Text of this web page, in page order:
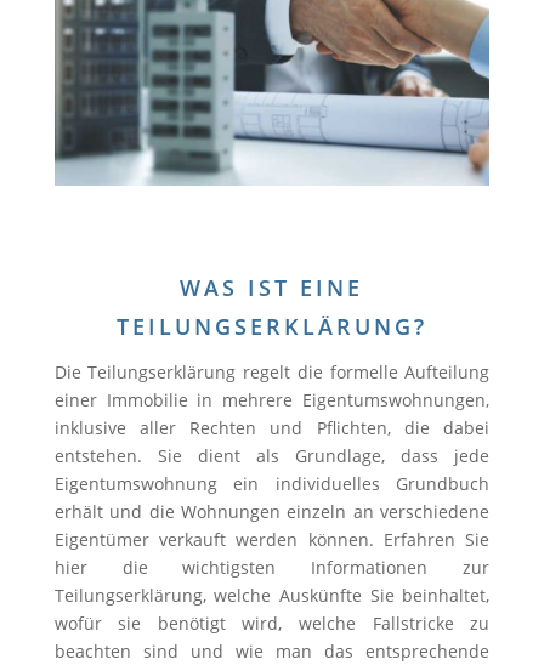
WAS IST EINE
TEILUNGSERKLÄRUNG?
Die Teilungserklärung regelt die formelle Aufteilung
einer Immobilie in mehrere Eigentumswohnungen,
inklusive aller Rechten und Pflichten, die dabei
entstehen. Sie dient als Grundlage, dass jede
Eigentumswohnung ein individuelles Grundbuch
erhält und die Wohnungen einzeln an verschiedene
Eigentümer verkauft werden können. Erfahren Sie
hier die wichtigsten Informationen zur
Teilungserklärung, welche Auskünfte Sie beinhaltet,
wofür sie benötigt wird, welche Fallstricke zu
beachten sind und wie man das entsprechende